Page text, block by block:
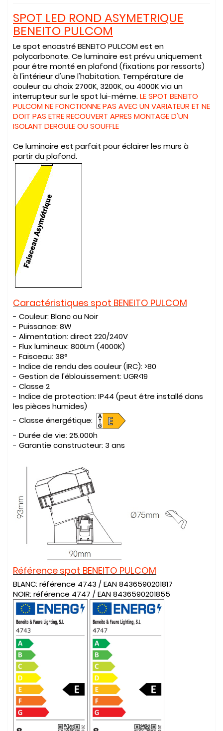
SPOT LED ROND ASYMETRIQUE
BENEITO PULCOM
Le spot encastré BENEITO PULCOM est en
polycarbonate. Ce luminaire est prévu uniquement
pour être monté en plafond (fixations par ressorts)
à l'intérieur d'une l'habitation. Température de
couleur au choix 2700K, 3200K, ou 4000K via un
interrupteur sur le spot lui-même.LE SPOT BENEITO
PULCOM NE FONCTIONNE PAS AVEC UN VARIATEUR ET NE
DOIT PAS ETRE RECOUVERT APRES MONTAGE D'UN
ISOLANT DEROULE OU SOUFFLE
Ce luminaire est parfait pour éclairer les murs à
partir du plafond.
Caractéristiques spot BENEITO PULCOM
- Couleur: Blanc ou Noir
- Puissance: 8W
- Alimentation: direct 220/240V
- Flux lumineux: 800Lm (4000K)
- Faisceau: 38°
- Indice de rendu des couleur (IRC): >80
- Gestion de l'éblouissement: UGR<19
- Classe 2
- Indice de protection: IP44 (peut être installé dans
les pièces humides)
- Classe énergétique:
- Durée de vie: 25.000h
- Garantie constructeur: 3 ans
Référence spot BENEITO PULCOM
BLANC: référence 4743 / EAN 8436590201817
NOIR: référence 4747 / EAN 8436590201855